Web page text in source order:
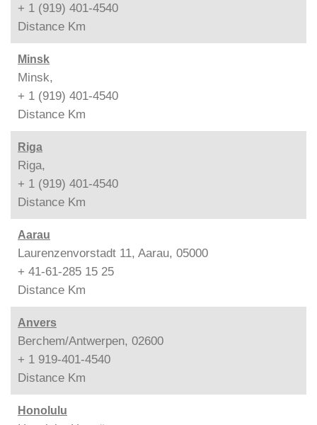
+ 1 (919) 401-4540
Distance Km
Minsk
Minsk,
+ 1 (919) 401-4540
Distance Km
Riga
Riga,
+ 1 (919) 401-4540
Distance Km
Aarau
Laurenzenvorstadt 11, Aarau, 05000
+ 41-61-285 15 25
Distance Km
Anvers
Berchem/Antwerpen, 02600
+ 1 919-401-4540
Distance Km
Honolulu